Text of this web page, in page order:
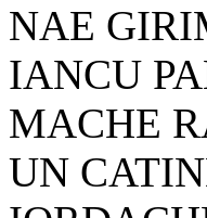
NAE
IANCU
MACHE
UN